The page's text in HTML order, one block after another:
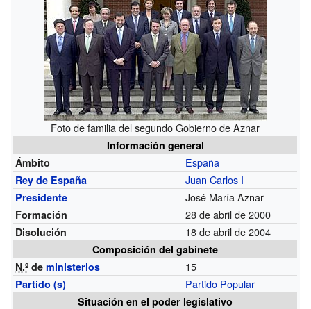
Foto de familia del segundo Gobierno de Aznar
Información general
Ámbito
España
Rey de España Juan Carlos I
Presidente José María Aznar
Formación 28 de abril de 2000
Disolución 18 de abril de 2004
Composición del gabinete
N.º deministerios 15
Partido (s) Partido Popular
Situación en el poder legislativo